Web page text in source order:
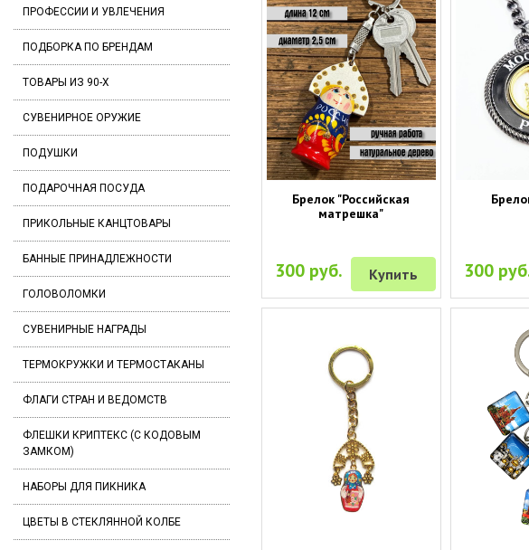
ПРОФЕССИИ И УВЛЕЧЕНИЯ
ПОДБОРКА ПО БРЕНДАМ
ТОВАРЫ ИЗ 90-Х
СУВЕНИРНОЕ ОРУЖИЕ
ПОДУШКИ
ПОДАРОЧНАЯ ПОСУДА
ПРИКОЛЬНЫЕ КАНЦТОВАРЫ
БАННЫЕ ПРИНАДЛЕЖНОСТИ
ГОЛОВОЛОМКИ
СУВЕНИРНЫЕ НАГРАДЫ
ТЕРМОКРУЖКИ И ТЕРМОСТАКАНЫ
ФЛАГИ СТРАН И ВЕДОМСТВ
ФЛЕШКИ КРИПТЕКС (С КОДОВЫМ
ЗАМКОМ)
НАБОРЫ ДЛЯ ПИКНИКА
ЦВЕТЫ В СТЕКЛЯННОЙ КОЛБЕ
Брелок "Российская
матрешка"
300 руб. Купить 300